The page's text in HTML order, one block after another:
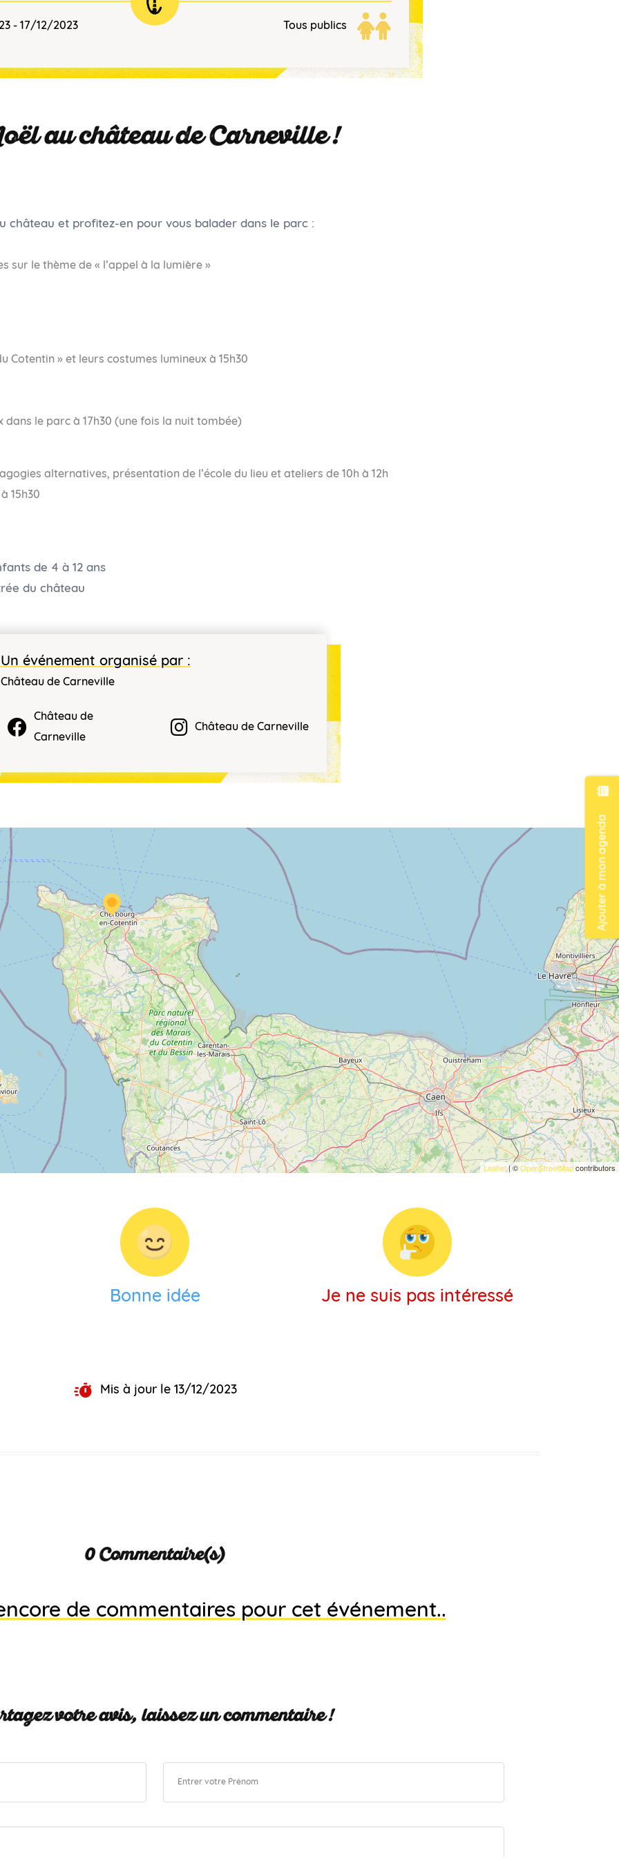
Ajouter à mon agenda
- 17/12/2023 Tous publics
au château de Carneville !
château et profitez-en pour vous balader dans le parc :
sur le thème de « l’appel à la lumière »
Cotentin » et leurs costumes lumineux à 15h30
le parc à 17h30 (une fois la nuit tombée)
alternatives, présentation de l’école du lieu et ateliers de 10h à 12h
15h30
de 4 à 12 ans
du château
Un événement organisé par :
Château de Carneville
Château de
Carneville
Château de Carneville
Leaflet| ©OpenStreetMapcontributors
Bonne idée Je ne suis pas intéressé
Mis à jour le 13/12/2023
0 Commentaire(s)
de commentaires pour cet événement..
votre avis, laissez un commentaire !